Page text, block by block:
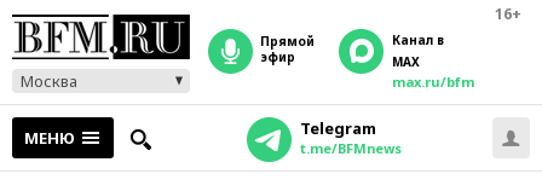
16+
Москва
прямой
эфир
Канал в
MAX
max.ru/bfm
МЕНЮ Telegram
t.me/BFMnews